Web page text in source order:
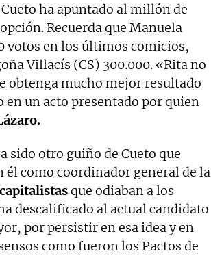
ha apuntado al millón de
Recuerda que Manuela
votos en los últimos comicios,
Villacís (CS) 300.000. «Rita no
obtenga mucho mejor resultado
un acto presentado por quien
sido otro guiño de Cueto que
como coordinador general de la
que odiaban a los
descalificado al actual candidato
por persistir en esa idea y en
como fueron los Pactos de